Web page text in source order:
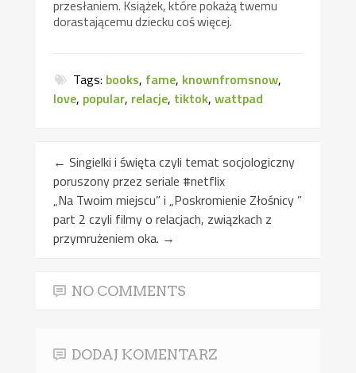
przesłaniem. Książek, które pokażą twemu
dorastającemu dziecku coś więcej.
Tags: books, fame, knownfromsnow,
love, popular, relacje, tiktok,wattpad
← Singielki i święta czyli temat socjologiczny
poruszony przez seriale #netflix
„Na Twoim miejscu” i „Poskromienie Złośnicy ”
part 2 czyli filmy o relacjach, związkach z
przymrużeniem oka. →
NO COMMENTS
DODAJ KOMENTARZ